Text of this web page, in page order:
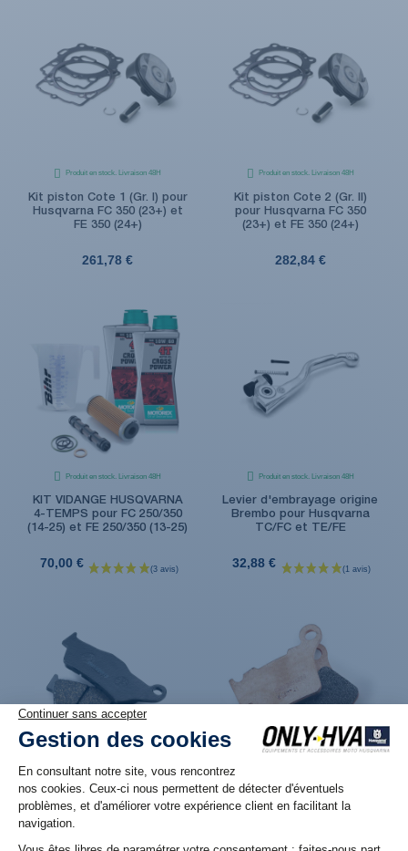
(1 avis)
Produit en stock. Livraison 48H
Kit piston Cote 1 (Gr. I) pour
Husqvarna FC 350 (23+) et
FE 350 (24+)
261,78 €
Produit en stock. Livraison 48H
Kit piston Cote 2 (Gr. II)
pour Husqvarna FC 350
(23+) et FE 350 (24+)
282,84 €
Produit en stock. Livraison 48H
KIT VIDANGE HUSQVARNA
4-TEMPS pour FC 250/350
(14-25) et FE 250/350 (13-25)
70,00 €
Produit en stock. Livraison 48H
Levier d'embrayage origine
Brembo pour Husqvarna
TC/FC et TE/FE
32,88 €
Produit en stock. Livraison 48H
Plaquette de frein Avant
Organique pour Husqvarna
Plaquette de frein Arrière